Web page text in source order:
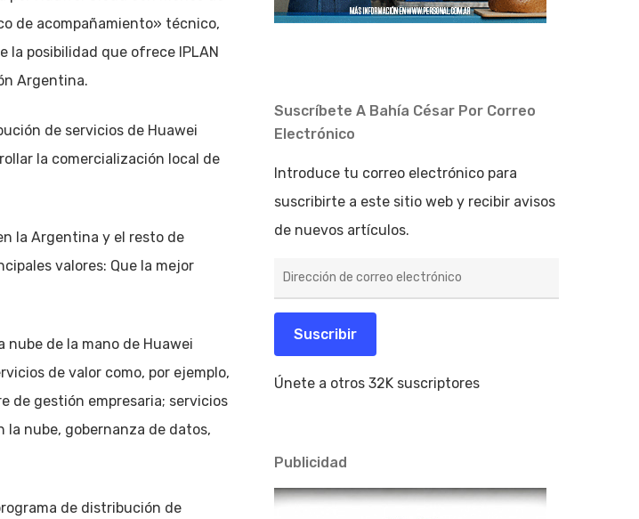
de acompañamiento» técnico,
la posibilidad que ofrece IPLAN
Argentina.
de servicios de Huawei
la comercialización local de
la Argentina y el resto de
valores: Que la mejor
de la mano de Huawei
de valor como, por ejemplo,
de gestión empresaria; servicios
nube, gobernanza de datos,
de distribución de
Suscríbete A Bahía César Por Correo
Electrónico
Introduce tu correo electrónico para
suscribirte a este sitio web y recibir avisos
de nuevos artículos.
de
electrónico
Suscribir
Únete a otros 32K suscriptores
Publicidad